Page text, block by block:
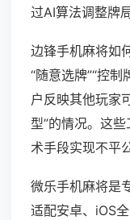
过AI算法调整牌
边锋手机麻将如
“随意选牌”“控制
户反映其他玩家
型”的情况。这
术手段实现不平
微乐手机麻将是
适配安卓、iOS